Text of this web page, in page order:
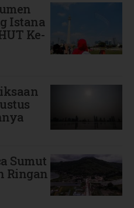
Istana
Ke-
Sumut
Ringan